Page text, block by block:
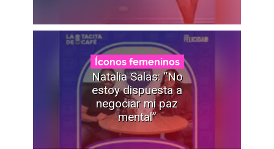
Íconos femeninos
Natalia Salas: “No
estoy dispuesta a
negociar mi paz
mental”